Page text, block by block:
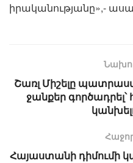
իրականությանը»,-
Շառլ Միշելը
ջանքեր
Հայաստանի դիմումի